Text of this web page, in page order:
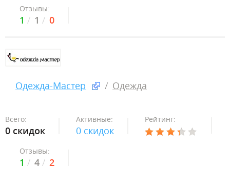
Отзывы:
1 1 0
Одежда-Мастер Одежда
Всего:
0 скидок
Активные:
0 скидок
Рейтинг:
Отзывы:
1 4 2